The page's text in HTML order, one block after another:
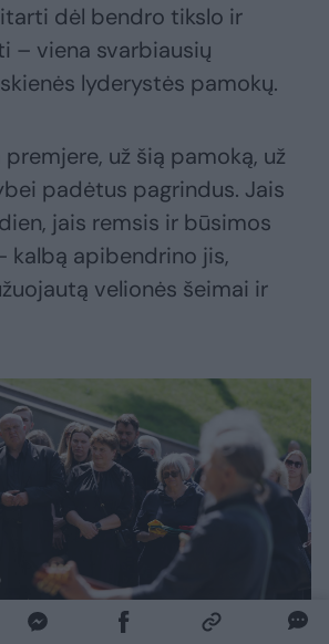
dėl bendro tikslo ir
– viena svarbiausių
lyderystės pamokų.
už šią pamoką, už
padėtus pagrindus. Jais
jais remsis ir būsimos
kalbą apibendrino jis,
velionės šeimai ir